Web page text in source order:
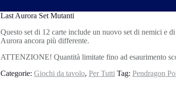
Last Aurora Set Mutanti
Questo set di 12 carte include un nuovo set di nemici e
Aurora ancora più differente.
ATTENZIONE! Quantità limitate fino ad esaurimento
Categorie: Giochi da tavolo, Per Tutti Tag: Pendragon